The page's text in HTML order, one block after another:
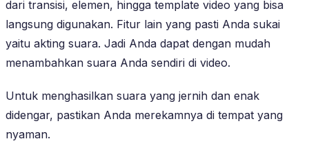
dari transisi, elemen, hingga template video yang bisa
langsung digunakan. Fitur lain yang pasti Anda sukai
yaitu akting suara. Jadi Anda dapat dengan mudah
menambahkan suara Anda sendiri di video.
Untuk menghasilkan suara yang jernih dan enak
didengar, pastikan Anda merekamnya di tempat yang
nyaman.